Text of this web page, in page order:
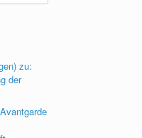
zu:
der